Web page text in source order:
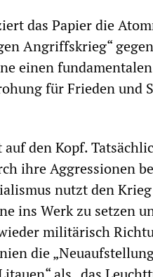
das Papier die
Angriffskrieg“
einen
für Frieden und
den Kopf.
ihre Aggressionen
nutzt den
ins Werk zu setzen
militärisch
die